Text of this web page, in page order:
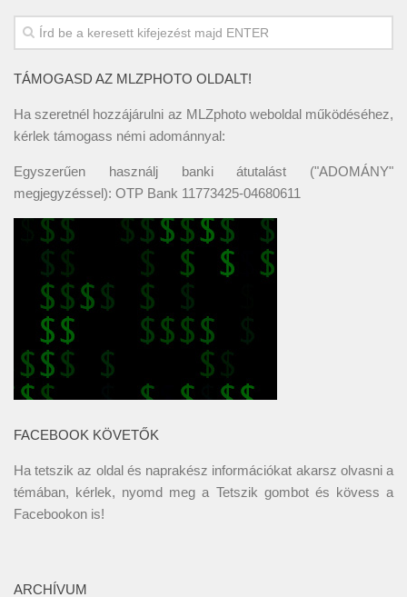
TÁMOGASD AZ MLZPHOTO OLDALT!
Ha szeretnél hozzájárulni az MLZphoto weboldal működéséhez,
kérlek támogass némi adománnyal:
Egyszerűen használj banki átutalást ("ADOMÁNY"
megjegyzéssel): OTP Bank 11773425-04680611
FACEBOOK KÖVETŐK
Ha tetszik az oldal és naprakész információkat akarsz olvasni a
témában, kérlek, nyomd meg a Tetszik gombot és kövess a
Facebookon is!
ARCHÍVUM